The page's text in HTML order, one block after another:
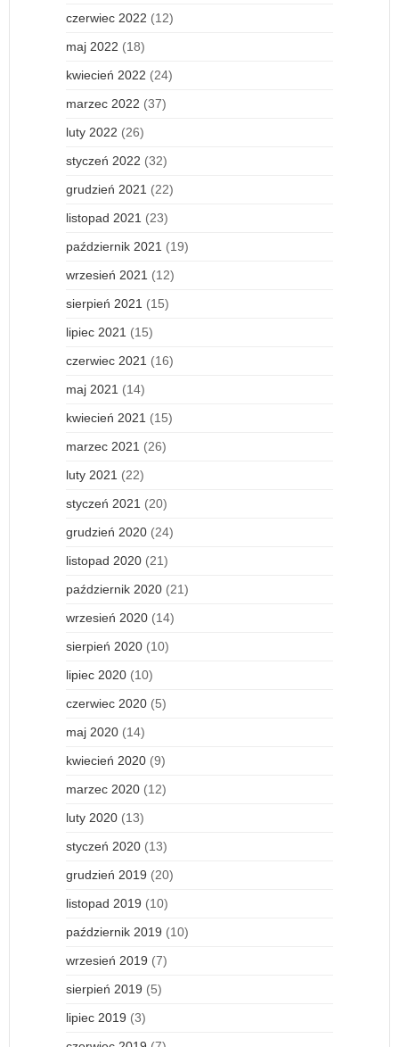
czerwiec 2022 (12)
maj 2022 (18)
kwiecień 2022 (24)
marzec 2022 (37)
luty 2022 (26)
styczeń 2022 (32)
grudzień 2021 (22)
listopad 2021 (23)
październik 2021 (19)
wrzesień 2021 (12)
sierpień 2021 (15)
lipiec 2021 (15)
czerwiec 2021 (16)
maj 2021 (14)
kwiecień 2021 (15)
marzec 2021 (26)
luty 2021 (22)
styczeń 2021 (20)
grudzień 2020 (24)
listopad 2020 (21)
październik 2020 (21)
wrzesień 2020 (14)
sierpień 2020 (10)
lipiec 2020 (10)
czerwiec 2020 (5)
maj 2020 (14)
kwiecień 2020 (9)
marzec 2020 (12)
luty 2020 (13)
styczeń 2020 (13)
grudzień 2019 (20)
listopad 2019 (10)
październik 2019 (10)
wrzesień 2019 (7)
sierpień 2019 (5)
lipiec 2019 (3)